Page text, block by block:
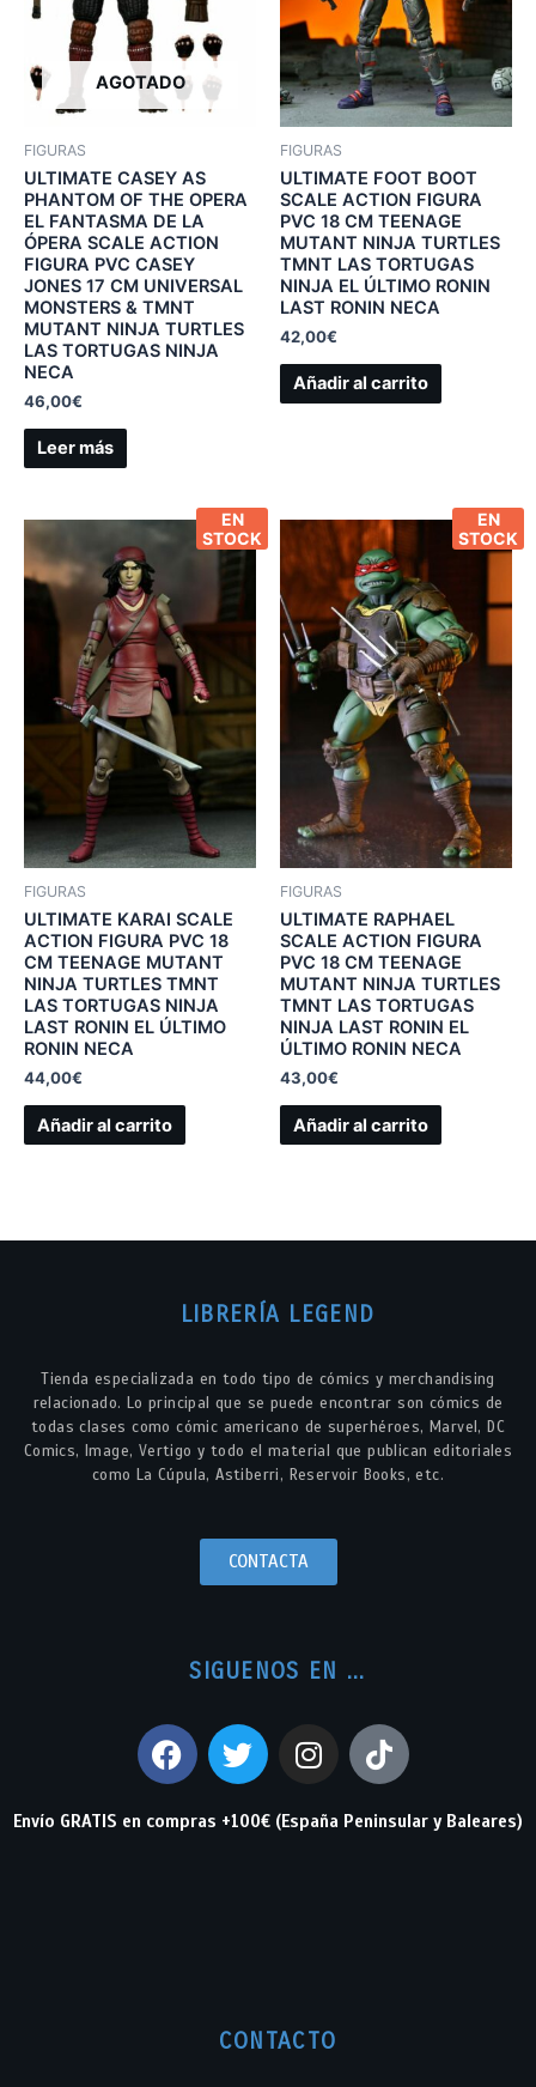
AGOTADO
FIGURAS
ULTIMATE CASEY AS
PHANTOM OF THE OPERA
EL FANTASMA DE LA
ÓPERA SCALE ACTION
FIGURA PVC CASEY
JONES 17 CM UNIVERSAL
MONSTERS & TMNT
MUTANT NINJA TURTLES
LAS TORTUGAS NINJA
NECA
46,00€
Leer más
FIGURAS
ULTIMATE FOOT BOOT
SCALE ACTION FIGURA
PVC 18 CM TEENAGE
MUTANT NINJA TURTLES
TMNT LAS TORTUGAS
NINJA EL ÚLTIMO RONIN
LAST RONIN NECA
42,00€
Añadir al carrito
EN
STOCK
FIGURAS
ULTIMATE KARAI SCALE
ACTION FIGURA PVC 18
CM TEENAGE MUTANT
NINJA TURTLES TMNT
LAS TORTUGAS NINJA
LAST RONIN EL ÚLTIMO
RONIN NECA
44,00€
Añadir al carrito
EN
STOCK
FIGURAS
ULTIMATE RAPHAEL
SCALE ACTION FIGURA
PVC 18 CM TEENAGE
MUTANT NINJA TURTLES
TMNT LAS TORTUGAS
NINJA LAST RONIN EL
ÚLTIMO RONIN NECA
43,00€
Añadir al carrito
LIBRERÍA LEGEND
Tienda especializada en todo tipo de cómics y merchandising
relacionado. Lo principal que se puede encontrar son cómics de
todas clases como cómic americano de superhéroes, Marvel, DC
Comics, Image, Vertigo y todo el material que publican editoriales
como La Cúpula, Astiberri, Reservoir Books, etc.
CONTACTA
SIGUENOS EN ...
Envío GRATIS en compras +100€ (España Peninsular y Baleares)
CONTACTO